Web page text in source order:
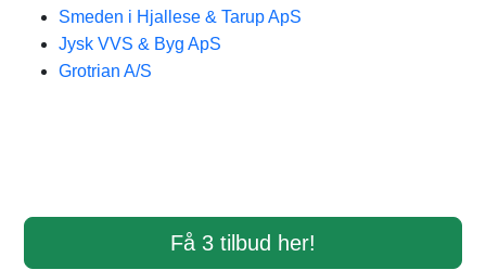
Smeden i Hjallese & Tarup ApS
Jysk VVS & Byg ApS
Grotrian A/S
Få 3 tilbud her!